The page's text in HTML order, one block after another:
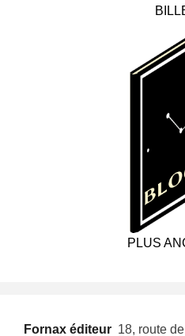
PLUS
Fornax éditeur  18, route